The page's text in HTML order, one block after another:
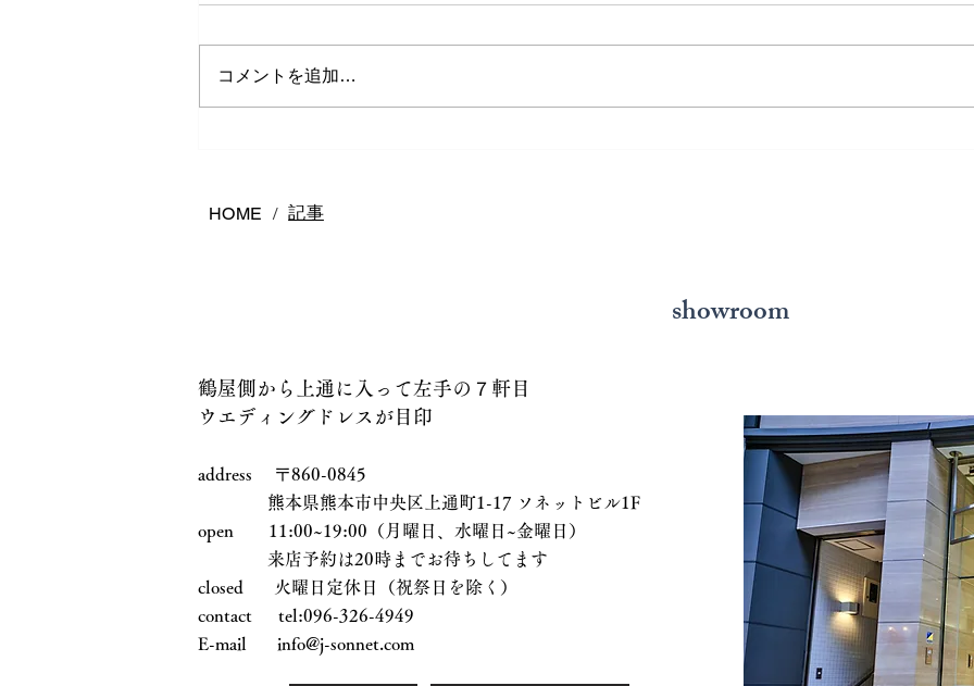
コメントを追加…
HOME / 記事
showroom
鶴屋側から上通に入って左手の７軒目
ウエディングドレスが目印
address 〒860-0845
熊本県熊本市中央区上通町1-17 ソネットビル1F
open 11:00~19:00（月曜日、水曜日~金曜日）
来店予約は20時までお待ちしてます
closed 火曜日定休日（祝祭日を除く）
contact tel:096-326-4949
E-mail info@j-sonnet.com